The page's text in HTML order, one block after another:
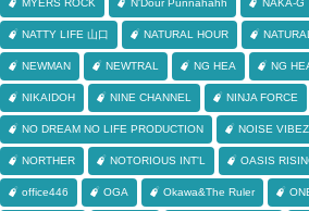
MYERS ROCK N'Dour Punnahahh NAKA-G
NATTY LIFE 山口 NATURAL HOUR
NEWMAN NEWTRAL NG HEA NG
NIKAIDOH NINE CHANNEL NINJA FORCE
NO DREAM NO LIFE PRODUCTION NOISE VIBEZ
NORTHER NOTORIOUS INT'L OASIS
office446 OGA Okawa&The Ruler